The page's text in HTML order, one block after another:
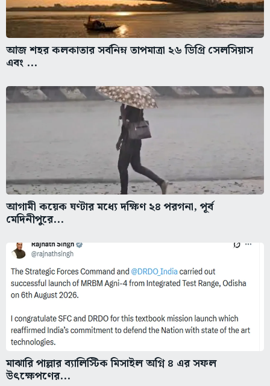
আজ শহর কলকাতার সর্বনিম্ন তাপমাত্রা ২৬ ডিগ্রি সেলসিয়াস
এবং ...
আগামী কয়েক ঘণ্টার মধ্যে দক্ষিণ ২৪ পরগনা, পূর্ব
মেদিনীপুরে...
মাঝারি পাল্লার ব্যালিস্টিক মিসাইল অগ্নি ৪ এর সফল
উৎক্ষেপণের...